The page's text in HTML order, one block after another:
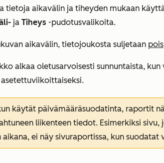
tietoja aikavälin ja tiheyden mukaan
ja Tiheys -pudotusvalikoita.
aikavälin, tietojoukosta suljetaan pois
alkaa oletusarvoisesti sunnuntaista,
viikoittaiseksi.
käytät päivämääräsuodatinta, raportit
liikenteen tiedot. Esimerkiksi
aikana, ei näy sivuraportissa, kun suodatat